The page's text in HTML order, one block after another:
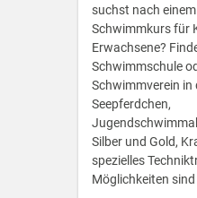
suchst nach
Schwimmkurs für
Erwachsene?
Schwimmschule
Schwimmverein in
Seepferdchen,
Silber und Gold,
spezielles
Möglichkeiten